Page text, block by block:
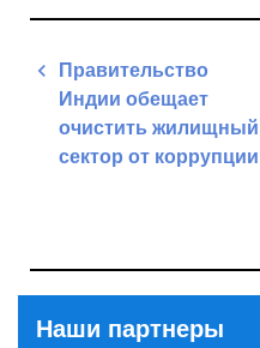
Навигация
записям
Правительство
Индии обещает
очистить жилищный
сектор от коррупции
Наши партнеры